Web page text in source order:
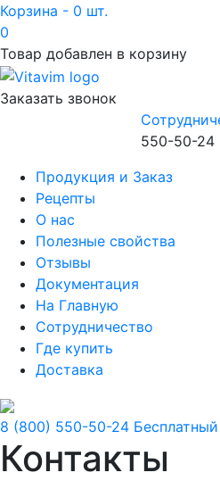
Корзина - 0 шт.
0
Товар добавлен в корзину
Заказать звонок
550-50-24
Продукция и Заказ
Рецепты
О нас
Полезные свойства
Отзывы
Документация
На Главную
Сотрудничество
Где купить
Доставка
8 (800) 550-50-24 Бесплатный
Контакты